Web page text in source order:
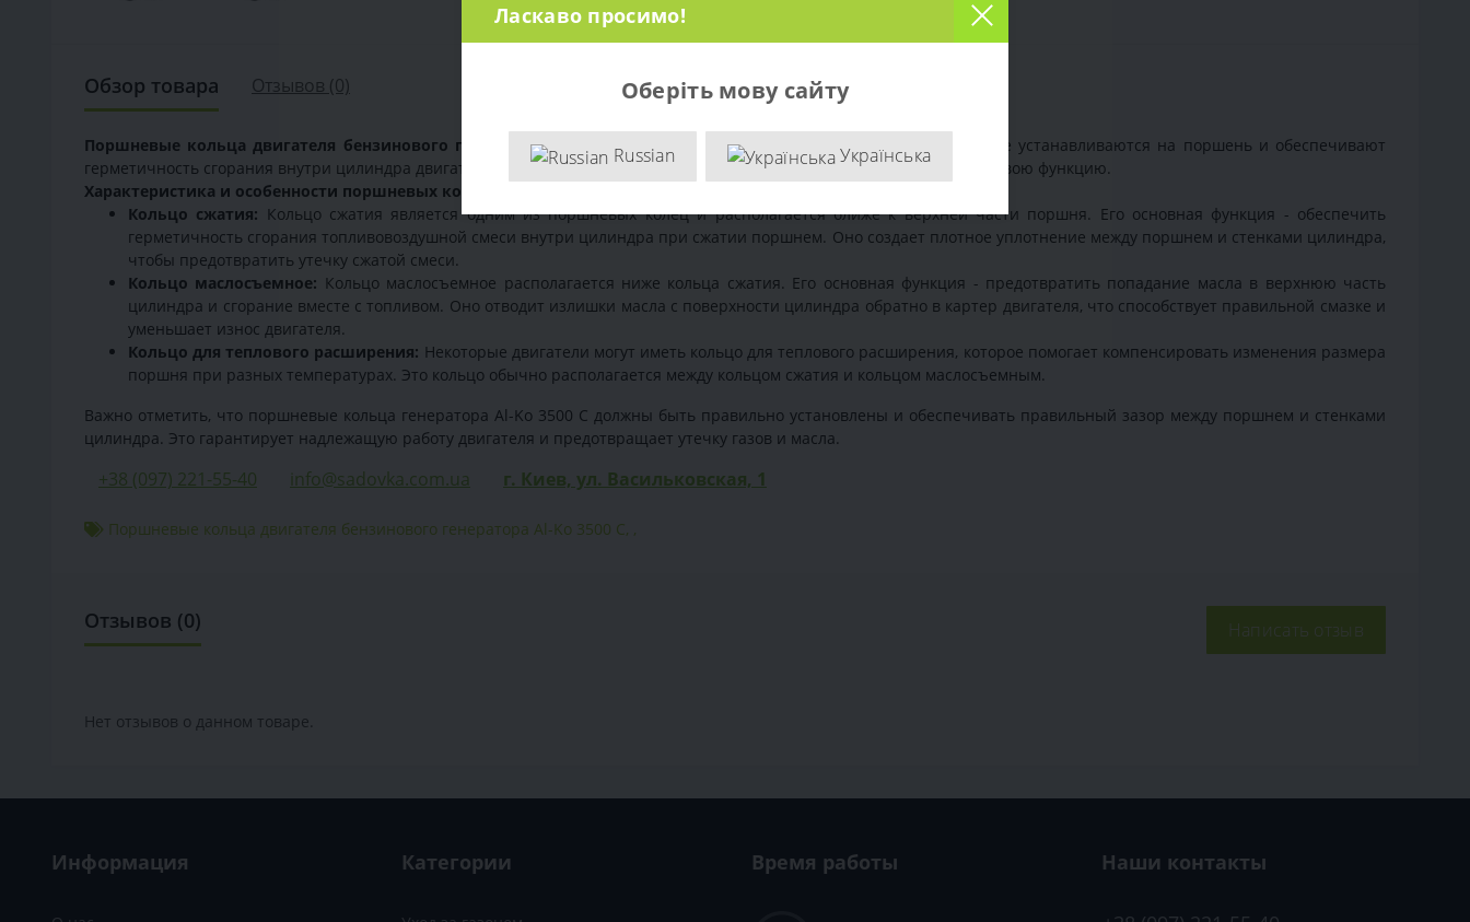
Обзор товара Отзывов (0)
Поршневые кольца двигателя бензинового генератора Al-Ko 3500 C - являются важными компонентами, которые устанавливаются на поршень и обеспечивают
герметичность сгорания внутри цилиндра двигателя. Они состоят из нескольких колец, каждое из которых выполняет свою функцию.
Характеристика и особенности поршневых колец двигателя бензинового генератора Al-Ko 3500 C:
Кольцо сжатия: Кольцо сжатия является одним из поршневых колец и располагается ближе к верхней части поршня. Его основная функция - обеспечить
герметичность сгорания топливовоздушной смеси внутри цилиндра при сжатии поршнем. Оно создает плотное уплотнение между поршнем и стенками цилиндра,
чтобы предотвратить утечку сжатой смеси.
Кольцо маслосъемное: Кольцо маслосъемное располагается ниже кольца сжатия. Его основная функция - предотвратить попадание масла в верхнюю часть
цилиндра и сгорание вместе с топливом. Оно отводит излишки масла с поверхности цилиндра обратно в картер двигателя, что способствует правильной смазке и
уменьшает износ двигателя.
Кольцо для теплового расширения: Некоторые двигатели могут иметь кольцо для теплового расширения, которое помогает компенсировать изменения размера
поршня при разных температурах. Это кольцо обычно располагается между кольцом сжатия и кольцом маслосъемным.
Важно отметить, что поршневые кольца генератора Al-Ko 3500 C должны быть правильно установлены и обеспечивать правильный зазор между поршнем и стенками
цилиндра. Это гарантирует надлежащую работу двигателя и предотвращает утечку газов и масла.
+38 (097) 221-55-40 info@sadovka.com.ua г. Киев, ул. Васильковская, 1
Поршневые кольца двигателя бензинового генератора Al-Ko 3500 C, ,
Отзывов (0) Написать отзыв
Нет отзывов о данном товаре.
Информация Категории Время работы Наши контакты
Ласкаво просимо!
Оберіть мову сайту
Russian Українська